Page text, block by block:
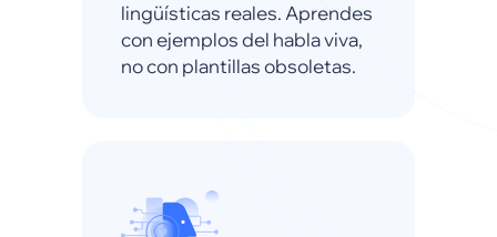
lingüísticas reales. Aprendes
con ejemplos del habla viva,
no con plantillas obsoletas.